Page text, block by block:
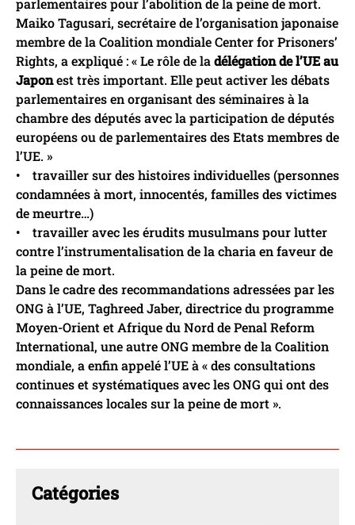
parlementaires pour l’abolition de la peine de mort.
Maiko Tagusari, secrétaire de l’organisation japonaise
membre de la Coalition mondiale Center for Prisoners’
Rights, a expliqué : « Le rôle de ladélégation de l’UE au
Japonest très important. Elle peut activer les débats
parlementaires en organisant des séminaires à la
chambre des députés avec la participation de députés
européens ou de parlementaires des Etats membres de
l’UE. »
• travailler sur des histoires individuelles (personnes
condamnées à mort, innocentés, familles des victimes
de meurtre…)
• travailler avec les érudits musulmans pour lutter
contre l’instrumentalisation de la charia en faveur de
la peine de mort.
Dans le cadre des recommandations adressées par les
ONG à l’UE, Taghreed Jaber, directrice du programme
Moyen-Orient et Afrique du Nord de Penal Reform
International, une autre ONG membre de la Coalition
mondiale, a enfin appelé l’UE à « des consultations
continues et systématiques avec les ONG qui ont des
connaissances locales sur la peine de mort ».
Catégories